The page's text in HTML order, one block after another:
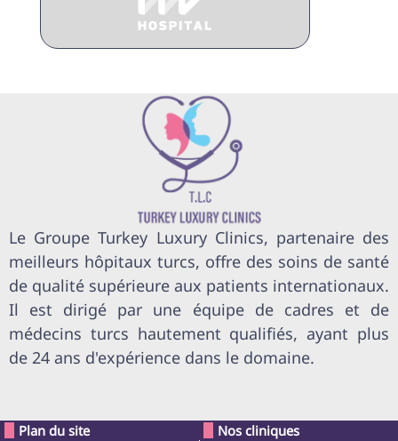
Le Groupe Turkey Luxury Clinics, partenaire des
meilleurs hôpitaux turcs, offre des soins de santé
de qualité supérieure aux patients internationaux.
Il est dirigé par une équipe de cadres et de
médecins turcs hautement qualifiés, ayant plus
de 24 ans d'expérience dans le domaine.
Plan du site Nos cliniques